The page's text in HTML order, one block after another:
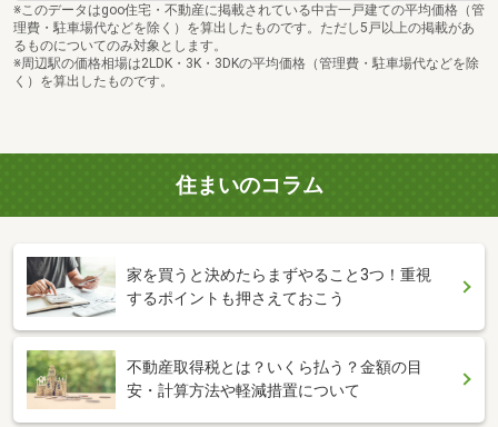
※このデータはgoo住宅・不動産に掲載されている中古一戸建ての平均価格（管
理費・駐車場代などを除く）を算出したものです。ただし5戸以上の掲載があ
るものについてのみ対象とします。
※周辺駅の価格相場は2LDK・3K・3DKの平均価格（管理費・駐車場代などを除
く）を算出したものです。
住まいのコラム
家を買うと決めたらまずやること3つ！重視
するポイントも押さえておこう
不動産取得税とは？いくら払う？金額の目
安・計算方法や軽減措置について